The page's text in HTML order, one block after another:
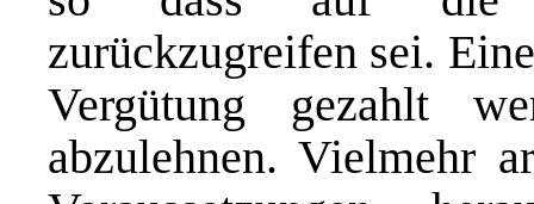
zurückzugreifen sei.
Vergütung gezahlt
abzulehnen. Vielmehr